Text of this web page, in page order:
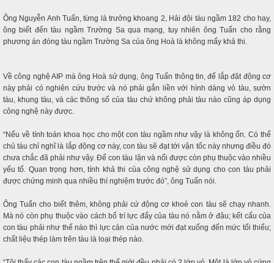
Ông Nguyễn Anh Tuấn, từng là trưởng khoang 2, Hải đội tàu ngầm 182 cho hay,
ông biết đến tàu ngầm Trường Sa qua mạng, tuy nhiên ông Tuấn cho rằng
phương án đóng tàu ngầm Trường Sa của ông Hoà là không mấy khả thi.
Về công nghệ AIP mà ông Hoà sử dụng, ông Tuấn thông tin, để lắp đặt động cơ
này phải có nghiên cứu trước và nó phải gắn liền với hình dáng vỏ tàu, sườn
tàu, khung tàu, và các thông số của tàu chứ không phải tàu nào cũng áp dụng
công nghệ này được.
“Nếu về tính toán khoa học cho một con tàu ngầm như vậy là không ổn. Có thể
chủ tàu chỉ nghĩ là lắp động cơ này, con tàu sẽ đạt tới vận tốc này nhưng điều đó
chưa chắc đã phải như vậy. Để con tàu lặn và nổi được còn phụ thuộc vào nhiều
yếu tố. Quan trọng hơn, tính khả thi của công nghệ sử dụng cho con tàu phải
được chứng minh qua nhiều thí nghiệm trước đó”, ông Tuấn nói.
Ông Tuấn cho biết thêm, không phải cứ động cơ khoẻ con tàu sẽ chạy nhanh.
Mà nó còn phụ thuộc vào cách bố trí lực đẩy của tàu nó nằm ở đâu; kết cấu của
con tàu phải như thế nào thì lực cản của nước mới đạt xuống đến mức tối thiểu;
chất liệu thép làm trên tàu là loại thép nào.